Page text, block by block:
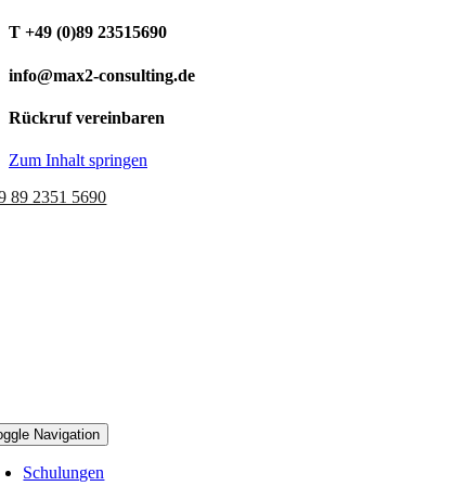
T +49 (0)89 23515690
info@max2-consulting.de
Rückruf vereinbaren
Zum Inhalt springen
89 2351 5690
Navigation
Schulungen